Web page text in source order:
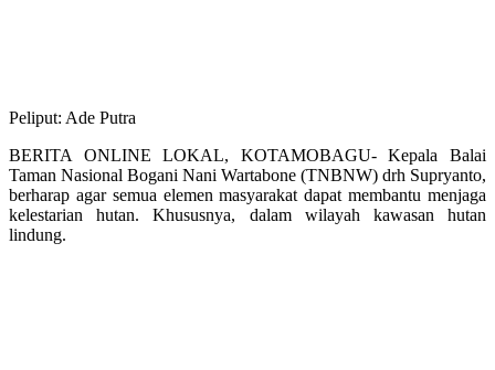
Peliput: Ade Putra
BERITA ONLINE LOKAL, KOTAMOBAGU- Kepala Balai
Taman Nasional Bogani Nani Wartabone (TNBNW) drh Supryanto,
berharap agar semua elemen masyarakat dapat membantu menjaga
kelestarian hutan. Khususnya, dalam wilayah kawasan hutan
lindung.